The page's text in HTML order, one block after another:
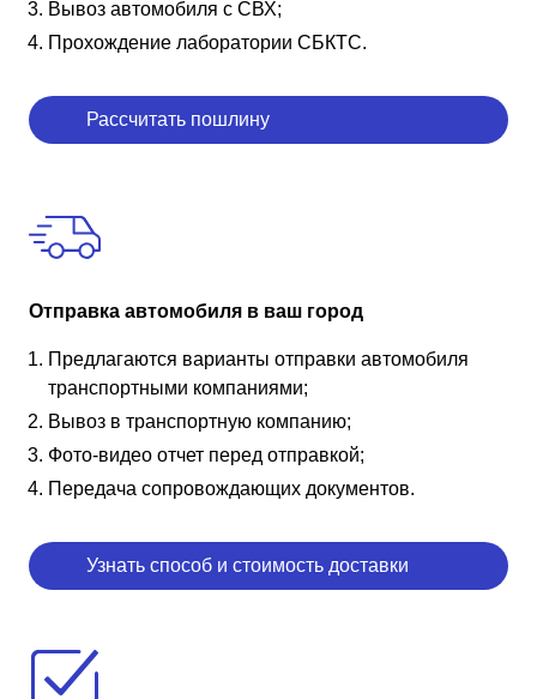
Вывоз автомобиля с СВХ;
Прохождение лаборатории СБКТС.
Рассчитать пошлину
Отправка автомобиля в ваш город
Предлагаются варианты отправки автомобиля
транспортными компаниями;
Вывоз в транспортную компанию;
Фото-видео отчет перед отправкой;
Передача сопровождающих документов.
Узнать способ и стоимость доставки